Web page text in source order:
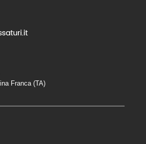
Franca (TA)